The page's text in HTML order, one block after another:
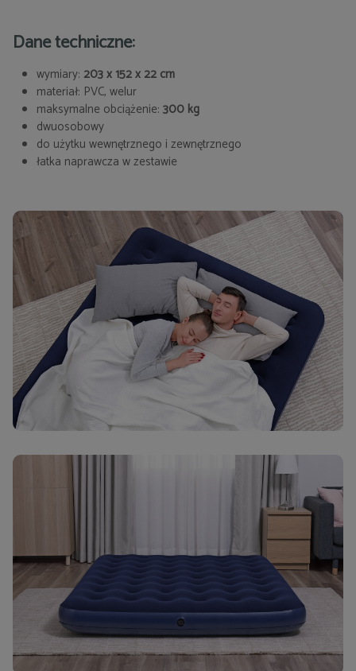
Dane techniczne:
wymiary: 203 x 152 x 22 cm
materiał: PVC, welur
maksymalne obciążenie: 300 kg
dwuosobowy
do użytku wewnętrznego i zewnętrznego
łatka naprawcza w zestawie